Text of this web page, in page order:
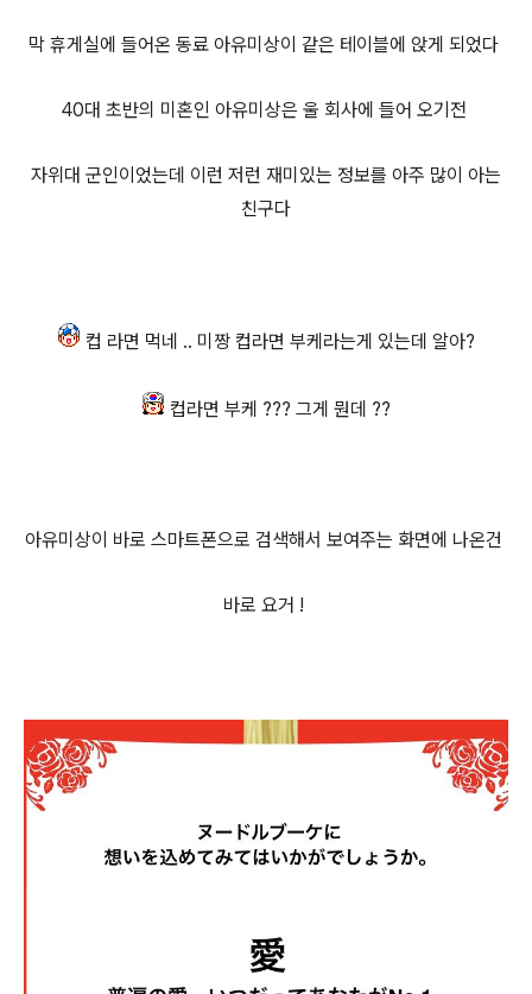
막 휴게실에 들어온 동료 아유미상이 같은 테이블에 앉게 되었다
40대 초반의 미혼인 아유미상은 울 회사에 들어 오기전
자위대 군인이었는데 이런 저런 재미있는 정보를 아주 많이 아는
친구다
컵 라면 먹네 .. 미짱 컵라면 부케라는게 있는데 알아?
컵라면 부케 ??? 그게 뭔데 ??
아유미상이 바로 스마트폰으로 검색해서 보여주는 화면에 나온건
바로 요거 !